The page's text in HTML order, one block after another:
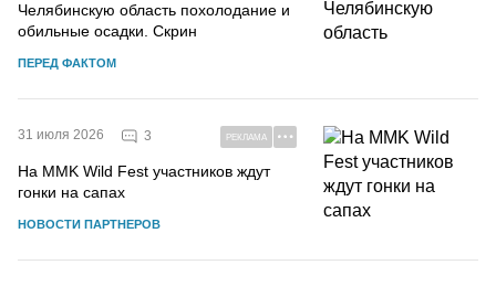
Челябинскую область похолодание и
обильные осадки. Скрин
ПЕРЕД ФАКТОМ
31 июля 2026 3 РЕКЛАМА
На MMK Wild Fest участников ждут
гонки на сапах
НОВОСТИ ПАРТНЕРОВ